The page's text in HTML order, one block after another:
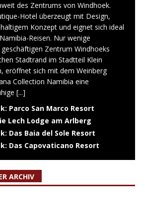
des Zentrums von Windhoek.
Hotel überzeugt mit Design,
Konzept und eignet sich ideal
Reisen. Nur wenige
Zentrum Windhoeks
Stadtrand im Stadtteil Klein
eröffnet sich mit dem Weinberg
Collection Namibia eine
[...]
Parco San Marco Resort
Lech Lodge am Arlberg
Das Baia del Sole Resort
Das Capovaticano Resort
ARCHIV